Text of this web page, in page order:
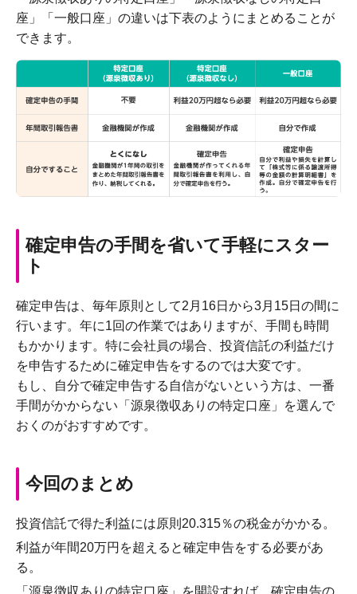
座」「一般口座」の違いは下表のようにまとめることが
できます。
確定申告の手間を省いて手軽にスター
ト
確定申告は、毎年原則として2月16日から3月15日の間に
行います。年に1回の作業ではありますが、手間も時間
もかかります。特に会社員の場合、投資信託の利益だけ
を申告するために確定申告をするのでは大変です。
もし、自分で確定申告する自信がないという方は、一番
手間がかからない「源泉徴収ありの特定口座」を選んで
おくのがおすすめです。
今回のまとめ
投資信託で得た利益には原則20.315％の税金がかかる。
利益が年間20万円を超えると確定申告をする必要があ
る。